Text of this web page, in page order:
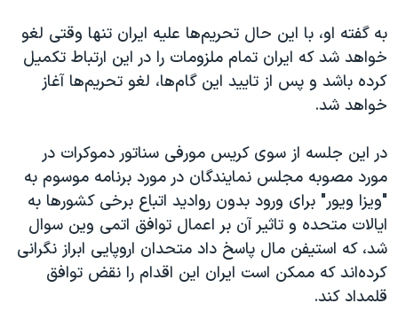
به گفته او، با این حال تحریم‌ها علیه ایران تنها وقتی لغو
خواهد شد که ایران تمام ملزومات را در این ارتباط تکمیل
کرده باشد و پس از تایید این گام‌ها، لغو تحریم‌ها آغاز
خواهد شد.
در این جلسه از سوی کریس مورفی سناتور دموکرات در
مورد مصوبه مجلس نمایندگان در مورد برنامه موسوم به
"ویزا ویور" برای ورود بدون روادید اتباع برخی کشورها به
ایالات متحده و تاثیر آن بر اعمال توافق اتمی وین سوال
شد، که استیفن مال پاسخ داد متحدان اروپایی ابراز نگرانی
کرده‌اند که ممکن است ایران این اقدام را نقض توافق
قلمداد کند.